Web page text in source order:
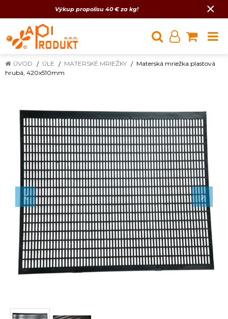
Výkup propolisu 40 € za kg! ×
ÚVOD ÚLE MATERSKÉ MRIEŽKY
Materská mriežka plastová
hrubá, 420x510mm